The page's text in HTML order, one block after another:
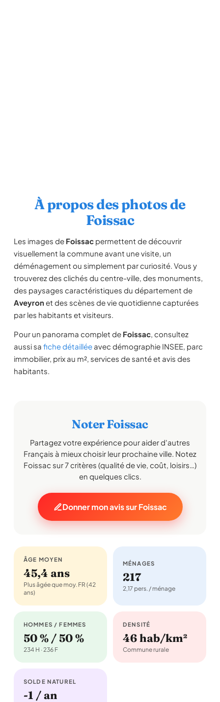
À propos des photos de
Foissac
Les images de Foissac permettent de découvrir
visuellement la commune avant une visite, un
déménagement ou simplement par curiosité. Vous y
trouverez des clichés du centre-ville, des monuments,
des paysages caractéristiques du département de
Aveyronet des scènes de vie quotidienne capturées
par les habitants et visiteurs.
Pour un panorama complet de Foissac, consultez
aussi sa fiche détaillée avec démographie INSEE, parc
immobilier, prix au m², services de santé et avis des
habitants.
Noter Foissac
Partagez votre expérience pour aider d'autres
Français à mieux choisir leur prochaine ville. Notez
Foissac sur 7 critères (qualité de vie, coût, loisirs…)
en quelques clics.
Donner mon avis sur Foissac
ÂGE MOYEN
45,4 ans
Plus âgée que moy. FR (42
ans)
MÉNAGES
217
2,17 pers. / ménage
HOMMES / FEMMES
50 % / 50 %
234 H · 236 F
DENSITÉ
46 hab/km²
Commune rurale
SOLDE NATUREL
-1 / an